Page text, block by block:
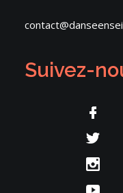
Suivez-